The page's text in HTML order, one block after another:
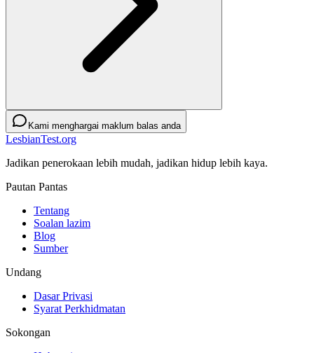
Kami menghargai maklum balas anda
LesbianTest.org
Jadikan penerokaan lebih mudah, jadikan hidup lebih kaya.
Pautan Pantas
Tentang
Soalan lazim
Blog
Sumber
Undang
Dasar Privasi
Syarat Perkhidmatan
Sokongan